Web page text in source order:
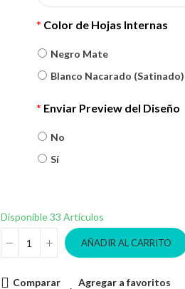
* Color de Hojas Internas
Negro Mate
Blanco Nacarado (Satinado)
* Enviar Preview del Diseño
No
Sí
Disponible33 Artículos
AÑADIR AL CARRITO
Comparar Agregar a favoritos